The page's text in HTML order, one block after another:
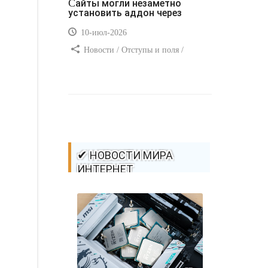
Сайты могли незаметно
установить аддон через
10-июл-2026
Новости / Отступы и поля /
✔ НОВОСТИ МИРА
ИНТЕРНЕТ